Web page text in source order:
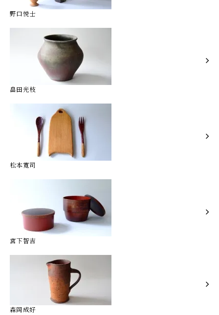
野口悦士
畠田光枝
松本寛司
宮下智吉
森岡成好